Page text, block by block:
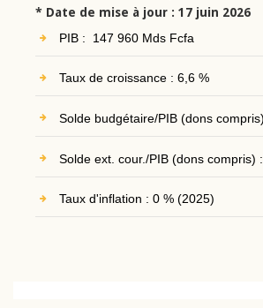
* Date de mise à jour : 17 juin 2026
PIB : 147 960 Mds Fcfa
Taux de croissance : 6,6 %
Solde budgétaire/PIB (dons
Solde ext. cour./PIB (dons compris) :
Taux d'inflation : 0 % (2025)